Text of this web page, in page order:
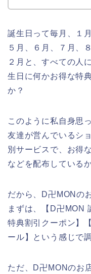
誕生日って毎月、１
５月、６月、７月、
２月と、すべての人
生日に何かお得な特
か？
このように私自身思
友達が営んでいるシ
別サービスで、お得
などを配布している
だから、D卍MONの
まずは、【D卍MON
特典割引クーポン】
ール】という感じで
ただ、D卍MONのお